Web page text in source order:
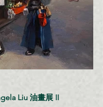
Liu 油畫展 II